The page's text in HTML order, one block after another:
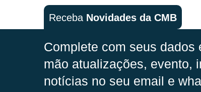
Receba Novidades da CMB
Complete com seus dados
mão atualizações, evento,
notícias no seu email e